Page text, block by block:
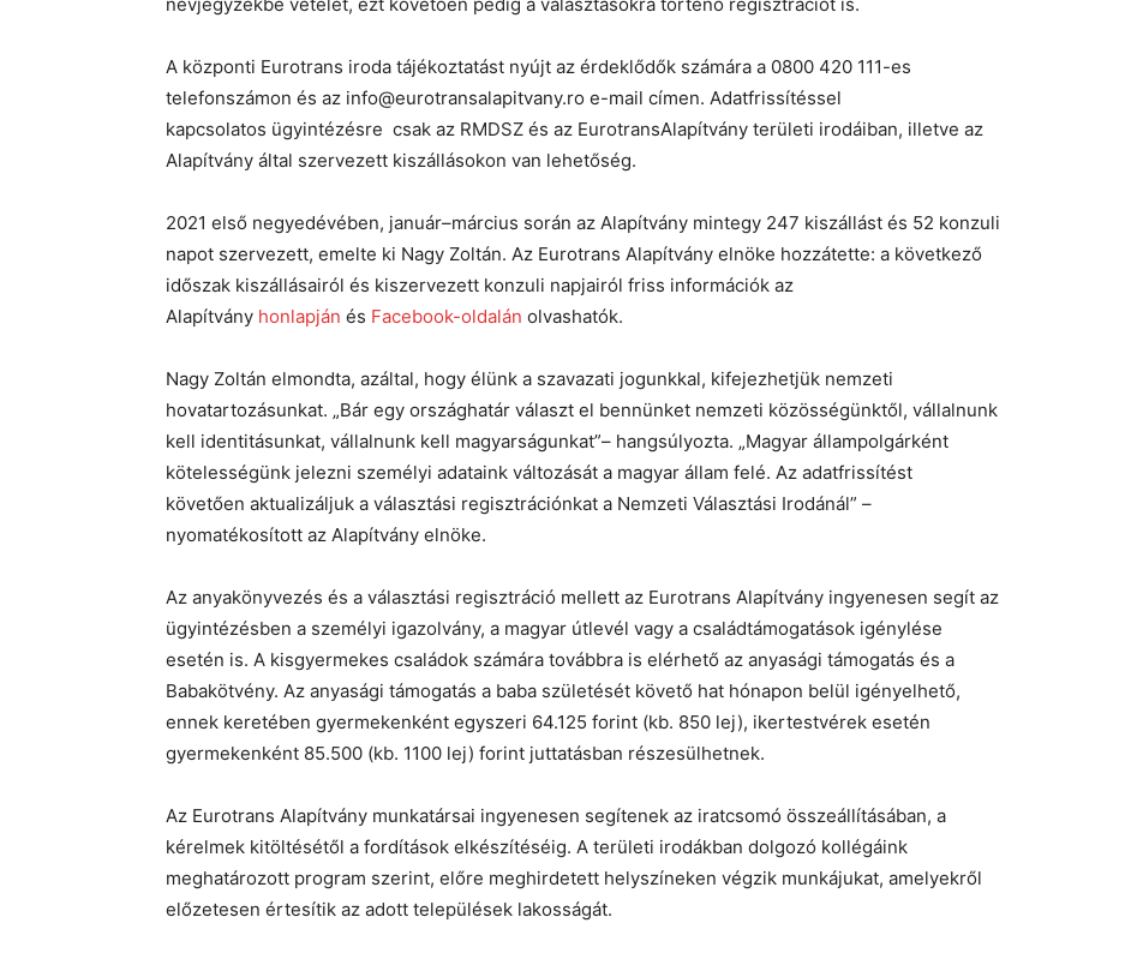
A központi Eurotrans iroda tájékoztatást nyújt az érdeklődők számára a 0800 420 111-es
telefonszámon és az info@eurotransalapitvany.ro e-mail címen. Adatfrissítéssel
kapcsolatos ügyintézésre csak az RMDSZ és az EurotransAlapítvány területi irodáiban, illetve az
Alapítvány által szervezett kiszállásokon van lehetőség.
2021 első negyedévében, január–március során az Alapítvány mintegy 247 kiszállást és 52 konzuli
napot szervezett, emelte ki Nagy Zoltán. Az Eurotrans Alapítvány elnöke hozzátette: a következő
időszak kiszállásairól és kiszervezett konzuli napjairól friss információk az
Alapítvány honlapján és Facebook-oldalán olvashatók.
Nagy Zoltán elmondta, azáltal, hogy élünk a szavazati jogunkkal, kifejezhetjük nemzeti
hovatartozásunkat. „Bár egy országhatár választ el bennünket nemzeti közösségünktől, vállalnunk
kell identitásunkat, vállalnunk kell magyarságunkat”– hangsúlyozta. „Magyar állampolgárként
kötelességünk jelezni személyi adataink változását a magyar állam felé. Az adatfrissítést
követően aktualizáljuk a választási regisztrációnkat a Nemzeti Választási Irodánál” –
nyomatékosított az Alapítvány elnöke.
Az anyakönyvezés és a választási regisztráció mellett az Eurotrans Alapítvány ingyenesen segít az
ügyintézésben a személyi igazolvány, a magyar útlevél vagy a családtámogatások igénylése
esetén is. A kisgyermekes családok számára továbbra is elérhető az anyasági támogatás és a
Babakötvény. Az anyasági támogatás a baba születését követő hat hónapon belül igényelhető,
ennek keretében gyermekenként egyszeri 64.125 forint (kb. 850 lej), ikertestvérek esetén
gyermekenként 85.500 (kb. 1100 lej) forint juttatásban részesülhetnek.
Az Eurotrans Alapítvány munkatársai ingyenesen segítenek az iratcsomó összeállításában, a
kérelmek kitöltésétől a fordítások elkészítéséig. A területi irodákban dolgozó kollégáink
meghatározott program szerint, előre meghirdetett helyszíneken végzik munkájukat, amelyekről
előzetesen értesítik az adott települések lakosságát.